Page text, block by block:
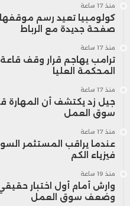
منذ 17 ساعة
كولومبيا تعيد رسم
صفحة جديدة مع الرباط
منذ 17 ساعة
ترامب يهاجم قرار وقف
المحكمة العليا
منذ 17 ساعة
جيل زد يكتشف أن المهارة
سوق العمل
منذ 17 ساعة
عندما يراقب المستثمر
فيزياء الكم
منذ 19 ساعة
وارش أمام أول اختبار
وضعف سوق العمل